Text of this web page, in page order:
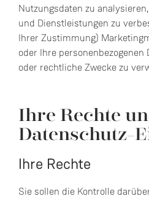
Nutzungsdaten zu
und Dienstleistungen zu
Ihrer Zustimmung)
oder Ihre
oder rechtliche Zwecke zu
Ihre Rechte
Datenschutz-
Ihre Rechte
Sie sollen die Kontrolle